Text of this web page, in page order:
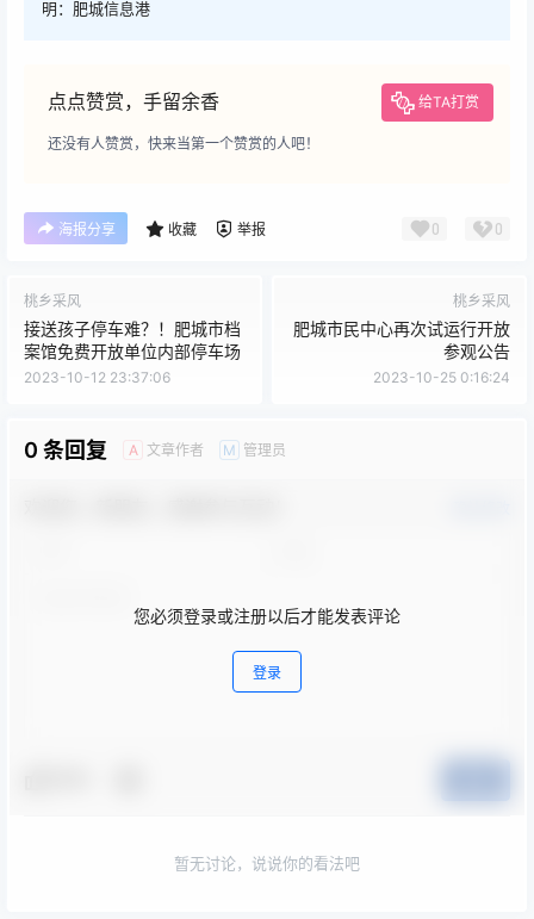
明：肥城信息港
点点赞赏，手留余香 给TA打赏
还没有人赞赏，快来当第一个赞赏的人吧！
海报分享 收藏 举报 0 0
桃乡采风
接送孩子停车难？！肥城市档
案馆免费开放单位内部停车场
2023-10-12 23:37:06
桃乡采风
肥城市民中心再次试运行开放
参观公告
2023-10-25 0:16:24
0 条回复 A 文章作者 M 管理员
您必须登录或注册以后才能发表评论
登录
暂无讨论，说说你的看法吧